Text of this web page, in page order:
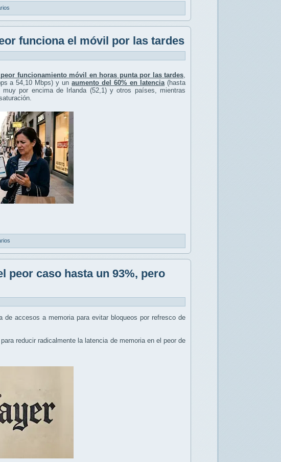
funciona el móvil por las tardes
funcionamiento móvil en horas punta por las tardes
a 54,10 Mbps) y unaumento del 60% en latencia (hasta
muy por encima de Irlanda (52,1) y otros países, mientras
peor caso hasta un 93%, pero
accesos a memoria para evitar bloqueos por refresco de
para reducir radicalmente la latencia de memoria en el peor de